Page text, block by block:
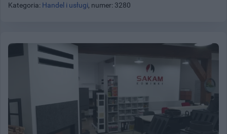
Kategoria: Handel i usługi, numer: 3280